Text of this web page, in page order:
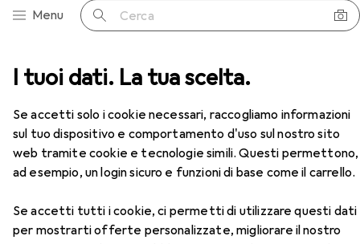
I tuoi dati. La tua scelta.
Se accetti solo i cookie necessari, raccogliamo informazioni
sul tuo dispositivo e comportamento d'uso sul nostro sito
web tramite cookie e tecnologie simili. Questi permettono,
ad esempio, un login sicuro e funzioni di base come il carrello.
Se accetti tutti i cookie, ci permetti di utilizzare questi dati
per mostrarti offerte personalizzate, migliorare il nostro
Categoria Navigazione
Menu Cerca
Scanner Stampa Toner Xerox 003R99731
EUR
96,73
003R99731
FC
Accessori per Xerox 003R99731